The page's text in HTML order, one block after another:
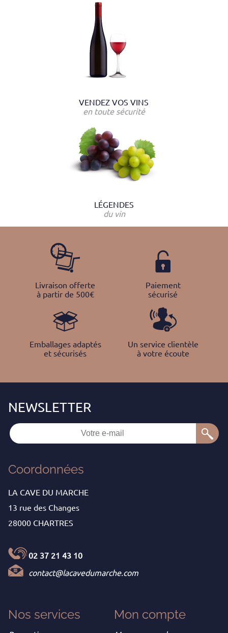
VENDEZ VOS VINS
en toute sécurité
LÉGENDES
du vin
Livraison offerte
à partir de 500€
Paiement
sécurisé
Emballages adaptés
et sécurisés
Un service clientèle
à votre écoute
Coordonnées
LA CAVE DU MARCHE
13 rue des Changes
28000 CHARTRES
02 37 21 43 10
contact@lacavedumarche.com
Nos services Mon compte